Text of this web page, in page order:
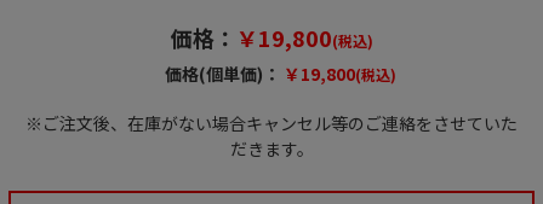
価格： ￥19,800(税込)
価格(個単価)： ￥19,800(税込)
※ご注文後、在庫がない場合キャンセル等のご連絡をさせていた
だきます。